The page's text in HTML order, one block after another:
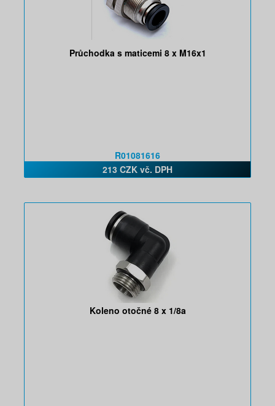
Průchodka s maticemi 8 x M16x1
R01081616
213 CZK vč. DPH
Koleno otočné 8 x 1/8a